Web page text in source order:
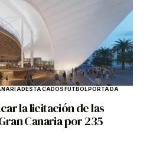
DESTACADOSFÚTBOLPORTADA
la licitación de las
Canaria por 235